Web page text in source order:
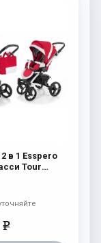
в 1 Esspero
Tour
e